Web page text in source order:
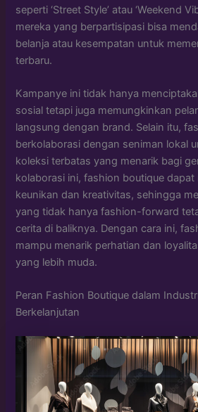
seperti ‘Street Style’ atau ‘Weekend
mereka yang berpartisipasi bisa
belanja atau kesempatan untuk
terbaru.
Kampanye ini tidak hanya
sosial tetapi juga memungkinkan
langsung dengan brand. Selain itu,
berkolaborasi dengan seniman lokal
koleksi terbatas yang menarik bagi
kolaborasi ini, fashion boutique dapat
keunikan dan kreativitas, sehingga
yang tidak hanya fashion-forward
cerita di baliknya. Dengan cara ini,
mampu menarik perhatian dan
yang lebih muda.
Peran Fashion Boutique dalam
Berkelanjutan